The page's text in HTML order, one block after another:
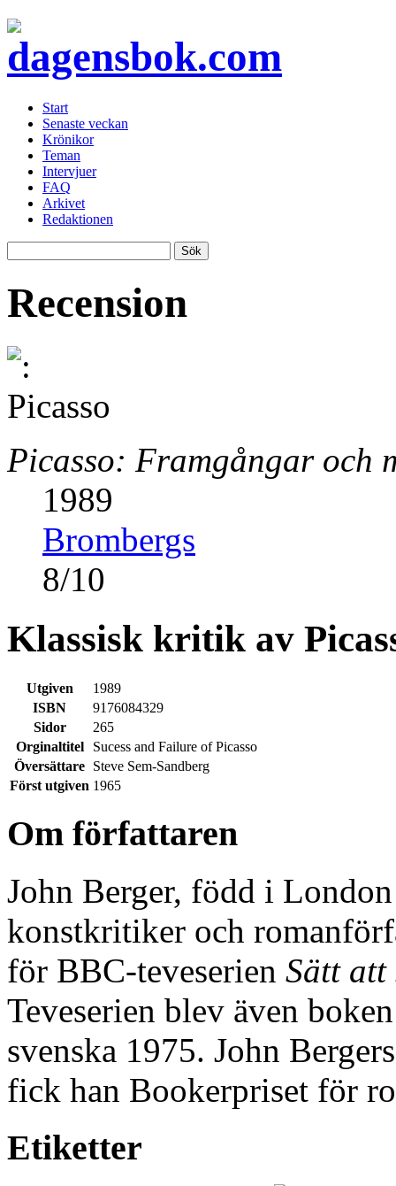
Start
Senaste veckan
Krönikor
Teman
Intervjuer
FAQ
Arkivet
Redaktionen
Recension
Picasso: Framgångar och
1989
Brombergs
8/10
Klassisk kritik av
Utgiven
1989
ISBN
9176084329
Sidor
265
Orginaltitel
Sucess and Failure of Picasso
Översättare Steve Sem-Sandberg
Först utgiven 1965
Om författaren
John Berger, född i
konstkritiker och
för BBC-teveserien Sätt att
Teveserien blev även
svenska 1975. John
fick han Bookerpriset för
Etiketter